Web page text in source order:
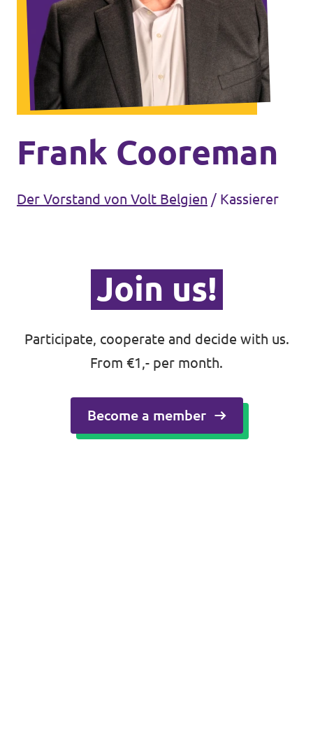
Volt France
Volt Deutschland
Volt UK
Unsere Events
Spenden
Mitglied werden
Stellenangebote
Frank Cooreman
Der Vorstand von Volt Belgien / Kassierer
Join us!
Participate, cooperate and decide with us.
From €1,- per month.
Become a member